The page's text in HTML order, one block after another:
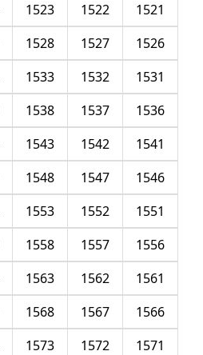
1521
1522
1523
1526
1527
1528
1531
1532
1533
1536
1537
1538
1541
1542
1543
1546
1547
1548
1551
1552
1553
1556
1557
1558
1561
1562
1563
1566
1567
1568
1571
1572
1573